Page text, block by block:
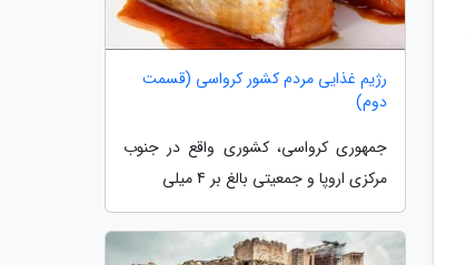
رژیم غذایی مردم کشور کرواسی (قسمت
دوم)
جمهوری کرواسی، کشوری واقع در جنوب
مرکزی اروپا و جمعیتی بالغ بر 4 میلی